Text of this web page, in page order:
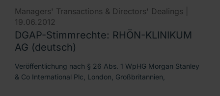
Managers' Transactions & Directors' Dealings |
19.06.2012
DGAP-Stimmrechte: RHÖN-KLINIKUM
AG (deutsch)
Veröffentlichung nach § 26 Abs. 1 WpHG Morgan Stanley
& Co International Plc, London, Großbritannien,